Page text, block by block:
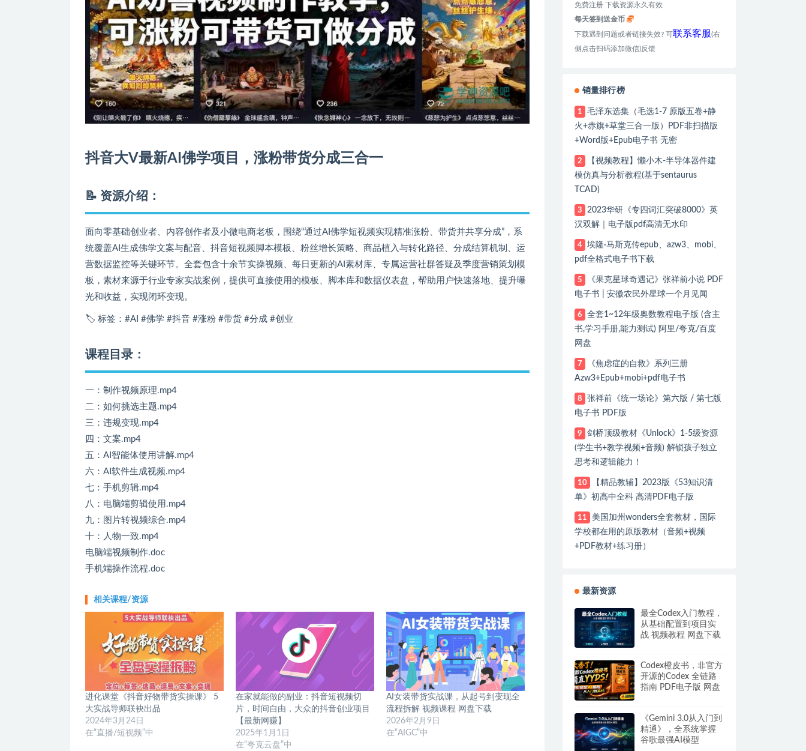
抖音大V最新AI佛学项目，涨粉带货分成三合一
📝 资源介绍：
面向零基础创业者、内容创作者及小微电商老板，围绕“通过AI佛学短视频实现精准涨粉、带货并共享分成”，系
统覆盖AI生成佛学文案与配音、抖音短视频脚本模板、粉丝增长策略、商品植入与转化路径、分成结算机制、运
营数据监控等关键环节。全套包含十余节实操视频、每日更新的AI素材库、专属运营社群答疑及季度营销策划模
板，素材来源于行业专家实战案例，提供可直接使用的模板、脚本库和数据仪表盘，帮助用户快速落地、提升曝
光和收益，实现闭环变现。
🏷️ 标签：#AI #佛学 #抖音 #涨粉 #带货 #分成 #创业
课程目录：
一：制作视频原理.mp4
二：如何挑选主题.mp4
三：违规变现.mp4
四：文案.mp4
五：AI智能体使用讲解.mp4
六：AI软件生成视频.mp4
七：手机剪辑.mp4
八：电脑端剪辑使用.mp4
九：图片转视频综合.mp4
十：人物一致.mp4
电脑端视频制作.doc
手机端操作流程.doc
相关课程/资源
进化课堂《抖音好物带货实操课》 5
大实战导师联袂出品
2024年3月24日
在“直播/短视频”中
在家就能做的副业：抖音短视频切
片，时间自由，大众的抖音创业项目
【最新网赚】
2025年1月1日
在“夸克云盘”中
AI女装带货实战课，从起号到变现全
流程拆解 视频课程 网盘下载
2026年2月9日
在“AIGC”中
免费注册 下载资源永久有效
每天签到送金币
下载遇到问题或者链接失效? 可联系客服(右
侧点击扫码添加微信)反馈
销量排行榜
1
毛泽东选集（毛选1-7 原版五卷+静
火+赤旗+草堂三合一版）PDF非扫描版
+Word版+Epub电子书 无密
2
【视频教程】懒小木-半导体器件建
模仿真与分析教程(基于sentaurus
TCAD)
3
2023华研《专四词汇突破8000》英
汉双解｜电子版pdf高清无水印
4
埃隆·马斯克传epub、azw3、mobi、
pdf全格式电子书下载
5
《果克星球奇遇记》张祥前小说 PDF
电子书 | 安徽农民外星球一个月见闻
6
全套1~12年级奥数教程电子版 (含主
书,学习手册,能力测试) 阿里/夸克/百度
网盘
7
《焦虑症的自救》系列三册
Azw3+Epub+mobi+pdf电子书
8
张祥前《统一场论》第六版 / 第七版
电子书 PDF版
9
剑桥顶级教材《Unlock》1-5级资源
(学生书+教学视频+音频) 解锁孩子独立
思考和逻辑能力！
10
【精品教辅】2023版《53知识清
单》初高中全科 高清PDF电子版
11
美国加州wonders全套教材，国际
学校都在用的原版教材（音频+视频
+PDF教材+练习册）
最新资源
最全Codex入门教程，
从基础配置到项目实
战 视频教程 网盘下载
Codex橙皮书，非官方
开源的Codex 全链路
指南 PDF电子版 网盘
《Gemini 3.0从入门到
精通》，全系统掌握
谷歌最强AI模型